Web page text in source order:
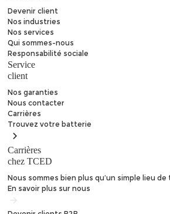
Devenir client
Nos industries
Nos services
Qui sommes-nous
Responsabilité sociale
Service
client
Nos garanties
Nous contacter
Carrières
Trouvezvotre batterie
Carrières
chez TCED
Nous sommes bien plus qu’un simple lieu
En savoir plus sur nous